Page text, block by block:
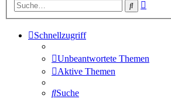
Suche
Schnellzugriff
Unbeantwortete Themen
Aktive Themen
Suche